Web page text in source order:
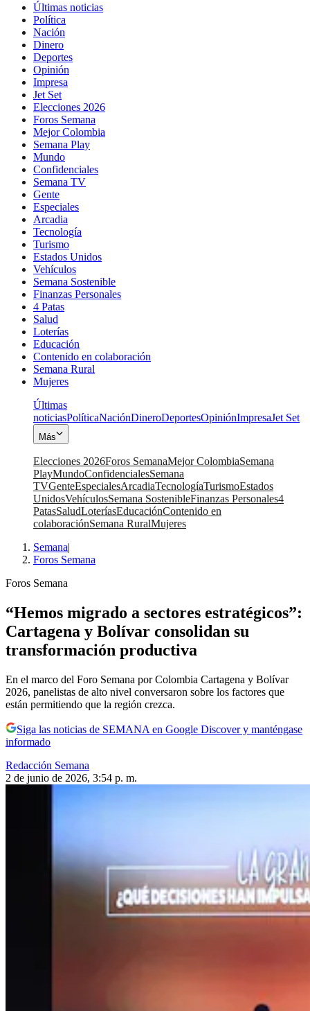
Últimas noticias
Política
Nación
Dinero
Deportes
Opinión
Impresa
Jet Set
Elecciones 2026
Foros Semana
Mejor Colombia
Semana Play
Mundo
Confidenciales
Semana TV
Gente
Especiales
Arcadia
Tecnología
Turismo
Estados Unidos
Vehículos
Semana Sostenible
Finanzas Personales
4 Patas
Salud
Loterías
Educación
Contenido en colaboración
Semana Rural
Mujeres
Últimas
noticiasPolíticaNaciónDineroDeportesOpiniónImpresaJet Set
Más
Elecciones 2026Foros SemanaMejor ColombiaSemana
PlayMundoConfidencialesSemana
TVGenteEspecialesArcadiaTecnologíaTurismoEstados
UnidosVehículosSemana SostenibleFinanzas Personales4
PatasSaludLoteríasEducaciónContenido en
colaboraciónSemana RuralMujeres
Semana|
Foros Semana
Foros Semana
“Hemos migrado a sectores estratégicos”:
Cartagena y Bolívar consolidan su
transformación productiva
En el marco del Foro Semana por Colombia Cartagena y Bolívar
2026, panelistas de alto nivel conversaron sobre los factores que
están permitiendo que la región crezca.
Siga las noticias de SEMANA en Google Discover y manténgase
informado
Redacción Semana
2 de junio de 2026, 3:54 p. m.